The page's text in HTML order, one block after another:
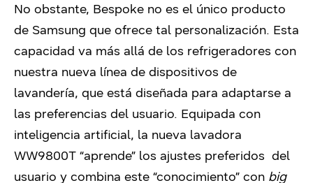
No obstante, Bespoke no es el único producto
de Samsung que ofrece tal personalización. Esta
capacidad va más allá de los refrigeradores con
nuestra nueva línea de dispositivos de
lavandería, que está diseñada para adaptarse a
las preferencias del usuario. Equipada con
inteligencia artificial, la nueva lavadora
WW9800T “aprende” los ajustes preferidos del
usuario y combina este “conocimiento” con big